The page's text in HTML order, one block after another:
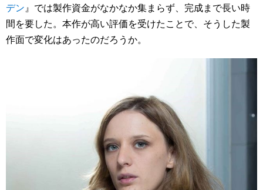
デン』では製作資金がなかなか集まらず、完成まで長い時
間を要した。本作が高い評価を受けたことで、そうした製
作面で変化はあったのだろうか。